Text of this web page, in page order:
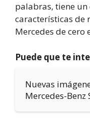
palabras, tiene un
características de
Mercedes de cero
Puede que te
Nuevas
Mercedes-Benz